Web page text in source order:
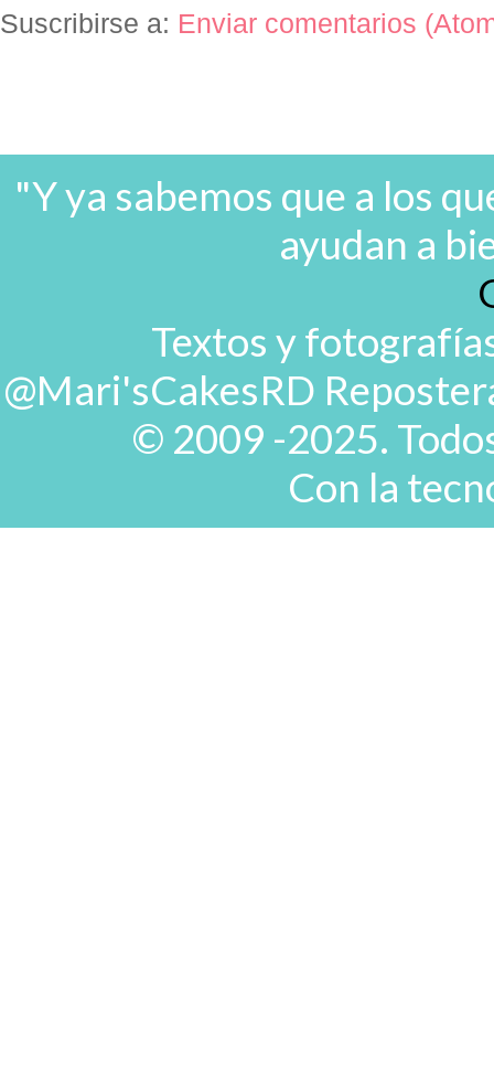
Suscribirse a: Enviar comentarios
"Y ya sabemos que a los
ayudan a
Textos y
@Mari'sCakesRD
© 2009 -2025.
Con la